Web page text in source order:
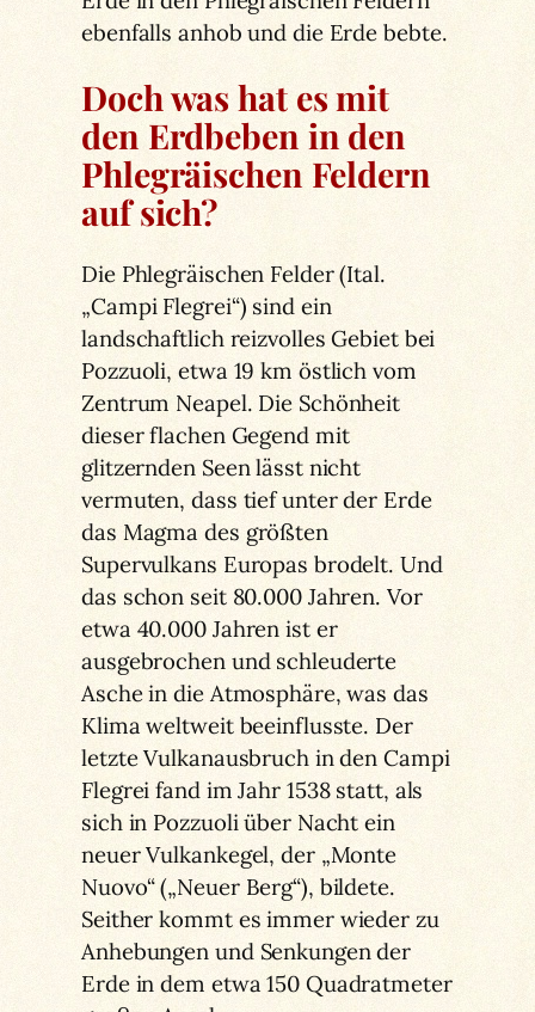
ebenfalls anhob und die Erde bebte.
Doch was hat es mit
den Erdbeben in den
Phlegräischen Feldern
auf sich?
Die Phlegräischen Felder (Ital.
„Campi Flegrei“) sind ein
landschaftlich reizvolles Gebiet bei
Pozzuoli, etwa 19 km östlich vom
Zentrum Neapel. Die Schönheit
dieser flachen Gegend mit
glitzernden Seen lässt nicht
vermuten, dass tief unter der Erde
das Magma des größten
Supervulkans Europas brodelt. Und
das schon seit 80.000 Jahren. Vor
etwa 40.000 Jahren ist er
ausgebrochen und schleuderte
Asche in die Atmosphäre, was das
Klima weltweit beeinflusste. Der
letzte Vulkanausbruch in den Campi
Flegrei fand im Jahr 1538 statt, als
sich in Pozzuoli über Nacht ein
neuer Vulkankegel, der „Monte
Nuovo“ („Neuer Berg“), bildete.
Seither kommt es immer wieder zu
Anhebungen und Senkungen der
Erde in dem etwa 150 Quadratmeter